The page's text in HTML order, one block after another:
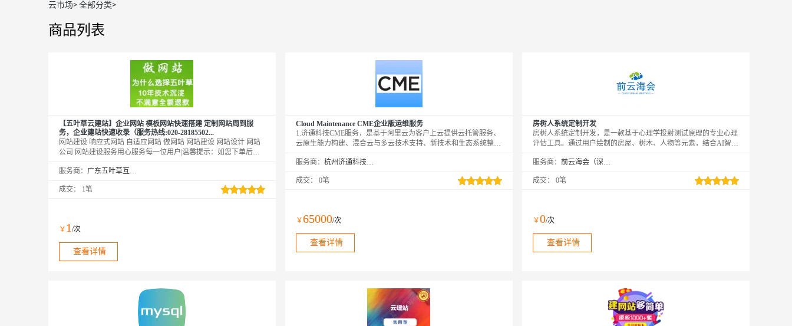
云市场>全部分类>
商品列表
【五叶草云建站】企业网站 模板网站快速搭建 定制网站周到服
务，企业建站快速收录（服务热线:020-28185502...
网站建设 响应式网站 自适应网站 做网站 网站建设 网站设计 网站
公司 网站建设服务用心服务每一位用户|温馨提示：如您下单后无
官网→【点击右上角（阿里云免登）】→查看已购买产品（如遇问
案】
服务商： 广东五叶草互联网科技有限公司
成交： 1笔
￥ 1 /次
查看详情
Cloud Maintenance CME企业版运维服务
1.济通科技CME服务，是基于阿里云为客户上云提供云托管服务、
云原生能力构建、混合云与多云技术支持、新技术和生态系统整
提供的MSP服务，CME服务属于被动响应，只有当客户发生故障
服务商： 杭州济通科技有限公司
成交： 0笔
￥65000/次
查看详情
房树人系统定制开发
房树人系统定制开发，是一款基于心理学投射测试原理的专业心理
评估工具。通过用户绘制的房屋、树木、人物等元素，结合AI智能
制，满足不同心理咨询机构、教育机构及个人的多元化需求。精准
户自我认知与成长，构建积极健康心态。
服务商： 前云海会（深圳）技术有限公司
成交： 0笔
￥0/次
查看详情